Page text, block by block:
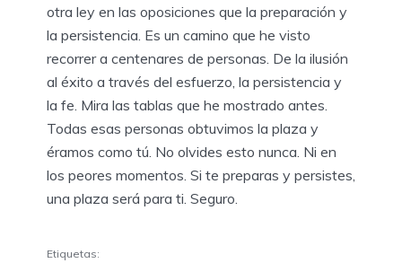
otra ley en las oposiciones que la preparación y
la persistencia. Es un camino que he visto
recorrer a centenares de personas. De la ilusión
al éxito a través del esfuerzo, la persistencia y
la fe. Mira las tablas que he mostrado antes.
Todas esas personas obtuvimos la plaza y
éramos como tú. No olvides esto nunca. Ni en
los peores momentos. Si te preparas y persistes,
una plaza será para ti. Seguro.
Etiquetas: